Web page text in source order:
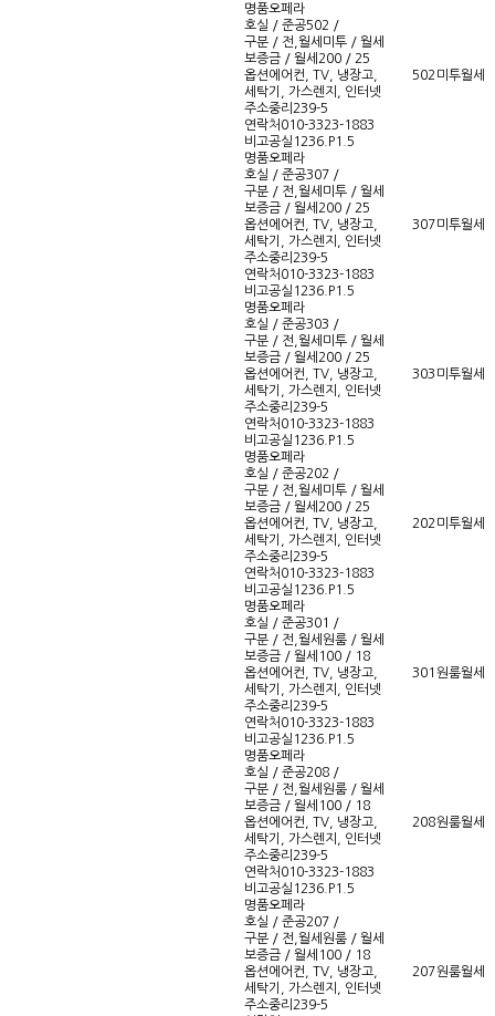
명품오페라
호실 / 준공502 /
구분 / 전,월세 미투 / 월세
보증금 / 월세 200 / 25
옵션에어컨, TV, 냉장고,
세탁기, 가스렌지, 인터넷
주소중리239-5
연락처 010-3323-1883
비고공실1236.P1.5
502 미투월세
명품오페라
호실 / 준공307 /
구분 / 전,월세 미투 / 월세
보증금 / 월세 200 / 25
옵션에어컨, TV, 냉장고,
세탁기, 가스렌지, 인터넷
주소중리239-5
연락처 010-3323-1883
비고공실1236.P1.5
307미투월세
명품오페라
호실 / 준공303 /
구분 / 전,월세 미투 / 월세
보증금 / 월세 200 / 25
옵션에어컨, TV, 냉장고,
세탁기, 가스렌지, 인터넷
주소중리239-5
연락처 010-3323-1883
비고공실1236.P1.5
303 미투월세
명품오페라
호실 / 준공202 /
구분 / 전,월세 미투 / 월세
보증금 / 월세 200 / 25
옵션에어컨, TV, 냉장고,
세탁기, 가스렌지, 인터넷
주소중리239-5
연락처 010-3323-1883
비고공실1236.P1.5
202 미투월세
명품오페라
호실 / 준공301 /
구분 / 전,월세원룸 / 월세
보증금 / 월세 100 / 18
옵션에어컨, TV, 냉장고,
세탁기, 가스렌지, 인터넷
주소중리239-5
연락처 010-3323-1883
비고공실1236.P1.5
301 원룸월세
명품오페라
호실 / 준공208 /
구분 / 전,월세원룸 / 월세
보증금 / 월세 100 / 18
옵션에어컨, TV, 냉장고,
세탁기, 가스렌지, 인터넷
주소중리239-5
연락처 010-3323-1883
비고공실1236.P1.5
208원룸월세
명품오페라
호실 / 준공207 /
구분 / 전,월세원룸 / 월세
보증금 / 월세 100 / 18
옵션에어컨, TV, 냉장고,
세탁기, 가스렌지, 인터넷
주소중리239-5
207원룸월세